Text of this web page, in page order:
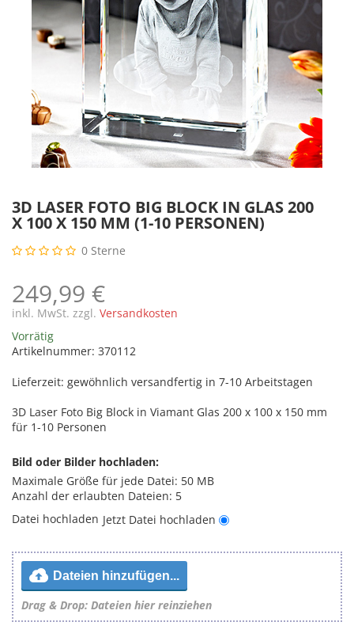
3D LASER FOTO BIG BLOCK IN GLAS 200
X 100 X 150 MM (1-10 PERSONEN)
0 Sterne
249,99 €
inkl. MwSt. zzgl. Versandkosten
Vorrätig
Artikelnummer: 370112
Lieferzeit: gewöhnlich versandfertig in 7-10 Arbeitstagen
3D Laser Foto Big Block in Viamant Glas 200 x 100 x 150 mm
für 1-10 Personen
Bild oder Bilder hochladen:
Maximale Größe für jede Datei: 50 MB
Anzahl der erlaubten Dateien: 5
Datei hochladen Jetzt Datei hochladen
Dateien hinzufügen...
Drag & Drop: Dateien hier reinziehen